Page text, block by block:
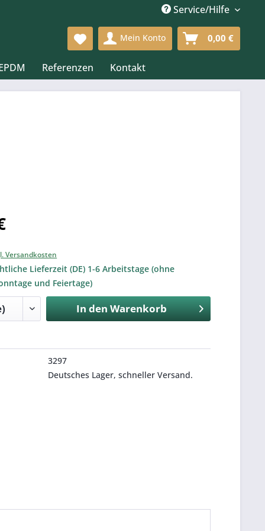
Service/Hilfe
Mein Konto 0,00 €
Referenzen Kontakt
Versandkosten
Lieferzeit (DE) 1-6 Arbeitstage (ohne
und Feiertage)
In denWarenkorb
3297
Deutsches Lager, schneller Versand.